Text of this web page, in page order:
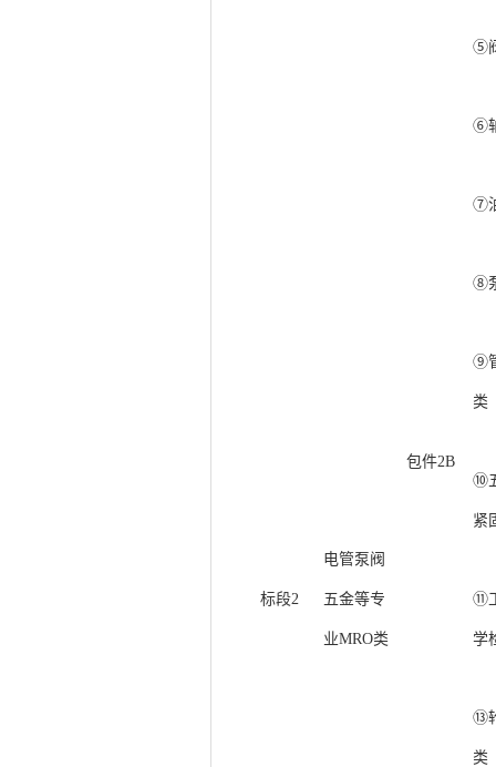
标段2
电管泵阀
五金等专
业MRO类
包件2B
⑤
⑥
⑦
⑧
⑨
类
⑩
紧
⑪
学
⑬
类